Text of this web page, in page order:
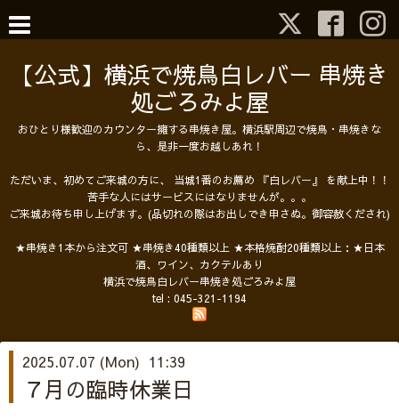
【公式】横浜で焼鳥白レバー 串焼き
処ごろみよ屋
おひとり様歓迎のカウンター擁する串焼き屋。横浜駅周辺で焼鳥・串焼きな
ら、是非一度お越しあれ！
ただいま、初めてご来城の方に、 当城1番のお薦め 『白レバー』 を献上中！！
苦手な人にはサービスにはなりませんが。。。
ご来城お待ち申し上げます。(品切れの際はお出しでき申さぬ。御容赦くだされ)
★串焼き1本から注文可 ★串焼き40種類以上 ★本格焼酎20種類以上：★日本
酒、ワイン、カクテルあり
横浜で焼鳥白レバー串焼き処ごろみよ屋
tel : 045-321-1194
2025.07.07 (Mon) 11:39
７月の臨時休業日